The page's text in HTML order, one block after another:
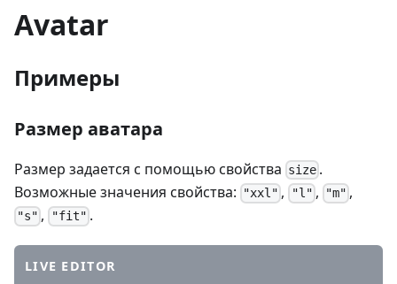
Avatar
Примеры
Размер аватара
Размер задается с помощью свойства size .
Возможные значения свойства:
"xxl" , "l" , "m" ,
"s" , "fit" .
LIVE EDITOR